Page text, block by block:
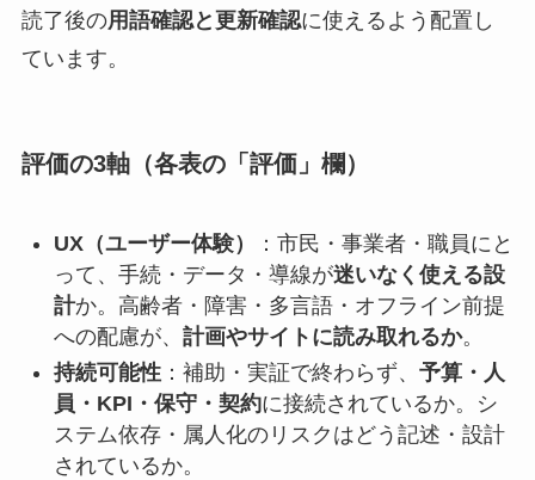
読了後の用語確認と更新確認に使えるよう配置し
ています。
評価の3軸（各表の「評価」欄）
UX（ユーザー体験）
：市民・事業者・職員にと
って、手続・データ・導線が迷いなく使える設
計か。高齢者・障害・多言語・オフライン前提
への配慮が、 計画やサイトに読み取れるか。
持続可能性：補助・実証で終わらず、 予算・人
員・KPI・保守・契約に接続されているか。シ
ステム依存・属人化のリスクはどう記述・設計
されているか。